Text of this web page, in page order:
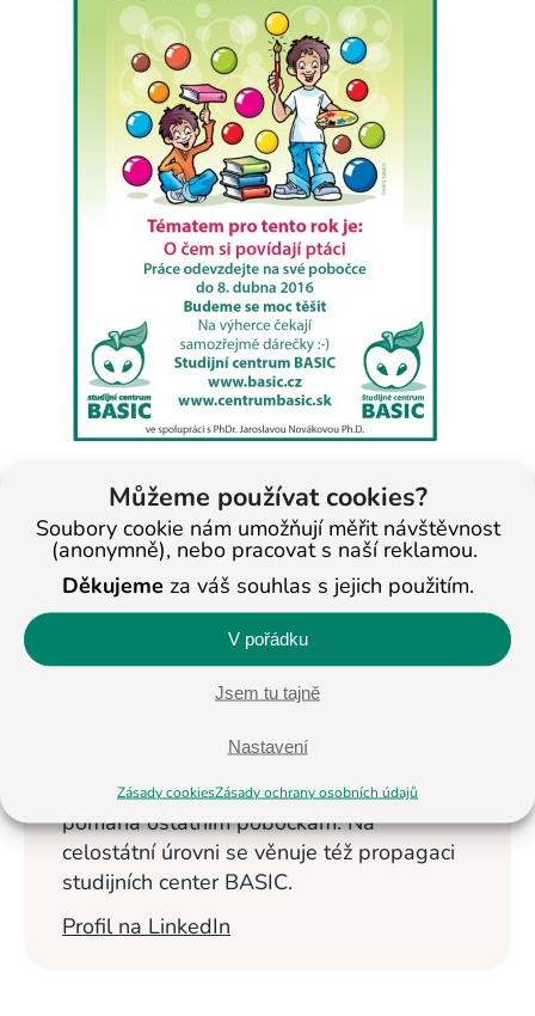
Můžeme používat cookies?
Soubory cookie nám umožňují měřit návštěvnost
(anonymně), nebo pracovat s naší reklamou.
Děkujeme za váš souhlas s jejich použitím.
V pořádku
Jsem tu tajně
Nastavení
Zásady cookiesZásady ochrany osobních údajů
< Na všechny články
Veronika
Vzdělávání dětí se
ředitelkou studijních
center BASIC v Jihlavě a Pelhřimově a
pomáhá ostatním pobočkám. Na
celostátní úrovni se věnuje též propagaci
studijních center BASIC.
Profil na LinkedIn